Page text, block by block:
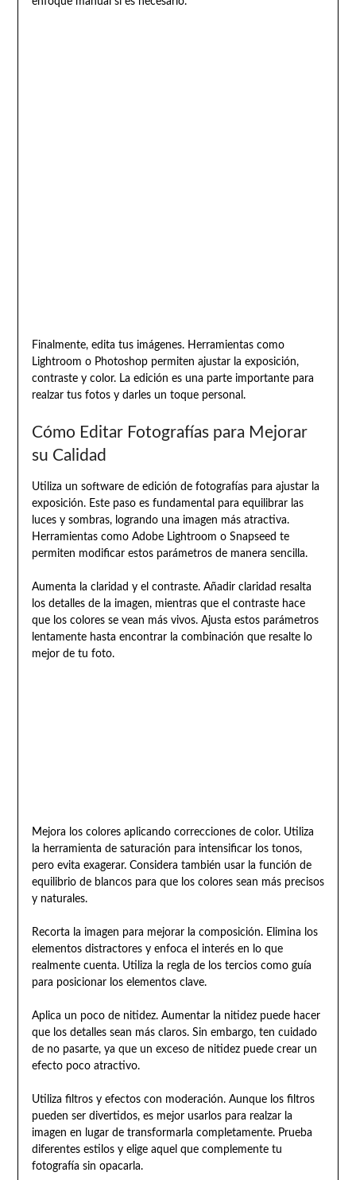
Finalmente, edita tus imágenes. Herramientas como
Lightroom o Photoshop permiten ajustar la exposición,
contraste y color. La edición es una parte importante para
realzar tus fotos y darles un toque personal.
Cómo Editar Fotografías para Mejorar
su Calidad
Utiliza un software de edición de fotografías para ajustar la
exposición. Este paso es fundamental para equilibrar las
luces y sombras, logrando una imagen más atractiva.
Herramientas como Adobe Lightroom o Snapseed te
permiten modificar estos parámetros de manera sencilla.
Aumenta la claridad y el contraste. Añadir claridad resalta
los detalles de la imagen, mientras que el contraste hace
que los colores se vean más vivos. Ajusta estos parámetros
lentamente hasta encontrar la combinación que resalte lo
mejor de tu foto.
Mejora los colores aplicando correcciones de color. Utiliza
la herramienta de saturación para intensificar los tonos,
pero evita exagerar. Considera también usar la función de
equilibrio de blancos para que los colores sean más precisos
y naturales.
Recorta la imagen para mejorar la composición. Elimina los
elementos distractores y enfoca el interés en lo que
realmente cuenta. Utiliza la regla de los tercios como guía
para posicionar los elementos clave.
Aplica un poco de nitidez. Aumentar la nitidez puede hacer
que los detalles sean más claros. Sin embargo, ten cuidado
de no pasarte, ya que un exceso de nitidez puede crear un
efecto poco atractivo.
Utiliza filtros y efectos con moderación. Aunque los filtros
pueden ser divertidos, es mejor usarlos para realzar la
imagen en lugar de transformarla completamente. Prueba
diferentes estilos y elige aquel que complemente tu
fotografía sin opacarla.